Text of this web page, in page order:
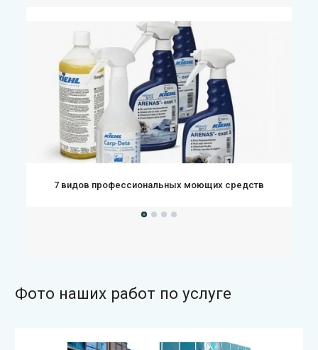
7 видов профессиональных моющих средств
Фото наших работ по услуге